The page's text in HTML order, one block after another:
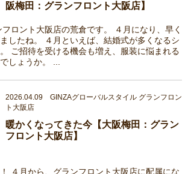
阪梅田：グランフロント大阪店】
ロント大阪店の荒倉です。 ４月になり、早く
したね。 ４月といえば、結婚式が多くなるシ
ご招待を受ける機会も増え、服装に悩まれる
しょうか。 ...
2026.04.09 GINZAグローバルスタイル グランフロン
ト大阪店
暖かくなってきた今【大阪梅田：グラン
フロント大阪店】
４月から、グランフロント大阪店に配属にな